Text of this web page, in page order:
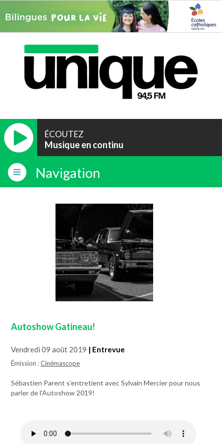
ÉCOUTEZ
Musique en continu
Navigation
Autoshow Gatineau!
Vendredi 09 août 2019 | Entrevue
Émission :Cinémascope
Sébastien Parent s'entretient avec Sylvain Mercier pour nous
parler de l'Autoshow 2019!